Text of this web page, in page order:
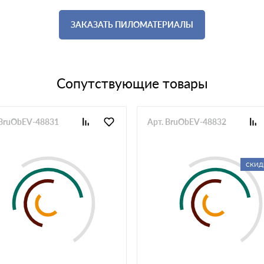
ЗАКАЗАТЬ ПИЛОМАТЕРИАЛЫ
Сопутствующие товары
48831 Арт. BruObEV-48832